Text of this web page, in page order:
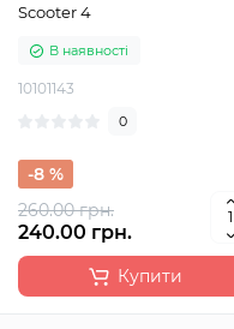
Scooter 4
В наявності
10101143
0
260.00 грн.
-8 %
240.00 грн.
Купити